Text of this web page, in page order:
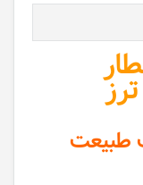
طبیعت